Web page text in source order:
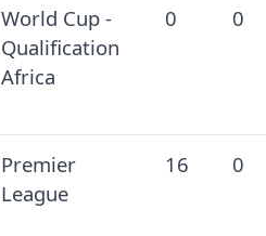
World Cup -
Qualification
Africa
0 0
Premier
League
16 0